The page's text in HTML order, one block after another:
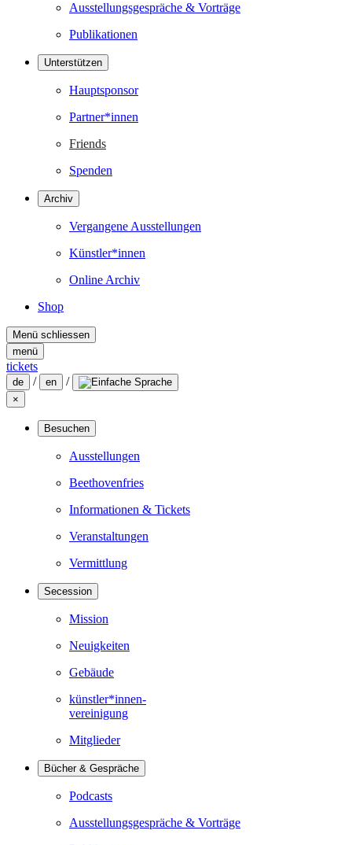
Ausstellungsgespräche & Vorträge
Publikationen
Unterstützen
Hauptsponsor
Partner*innen
Friends
Spenden
Archiv
Vergangene Ausstellungen
Künstler*innen
Online Archiv
Shop
Menü schliessen
menü
tickets
de / en /
×
Besuchen
Ausstellungen
Beethovenfries
Informationen & Tickets
Veranstaltungen
Vermittlung
Secession
Mission
Neuigkeiten
Gebäude
künstler*innen-
vereinigung
Mitglieder
Bücher & Gespräche
Podcasts
Ausstellungsgespräche & Vorträge